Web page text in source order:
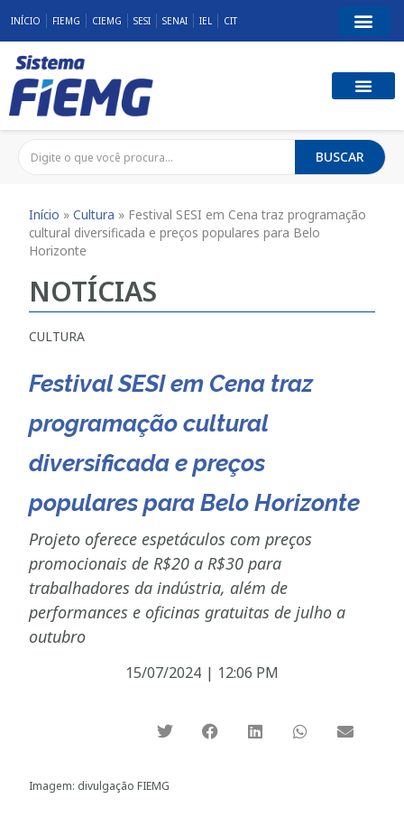
INÍCIO FIEMG CIEMG SESI SENAI IEL CIT
BUSCAR
Início »Cultura » Festival SESI em Cena traz programação
cultural diversificada e preços populares para Belo
Horizonte
NOTÍCIAS
CULTURA
Festival SESI em Cena traz
programação cultural
diversificada e preços
populares para Belo Horizonte
Projeto oferece espetáculos com preços
promocionais de R$20 a R$30 para
trabalhadores da indústria, além de
performances e oficinas gratuitas de julho a
outubro
15/07/2024 | 12:06 PM
Imagem: divulgação FIEMG